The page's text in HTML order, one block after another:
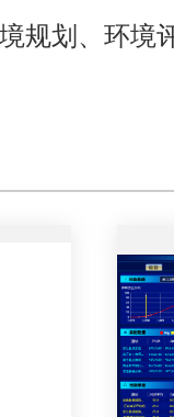
规划、环境